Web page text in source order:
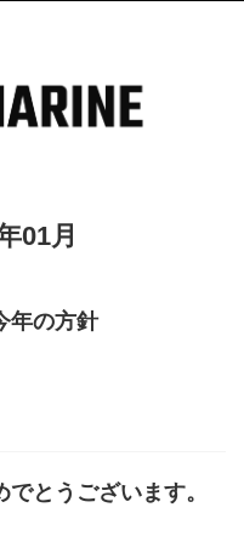
01月
年の方針
とうございます。